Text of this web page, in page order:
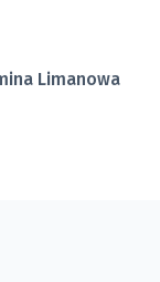
Limanowa